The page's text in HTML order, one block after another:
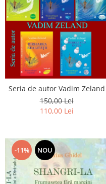
Seria de autor Vadim Zeland
150,00 Lei
110,00 Lei
-11% NOU